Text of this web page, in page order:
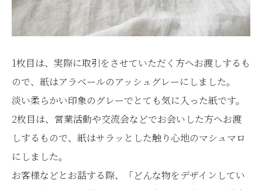
1枚目は、実際に取引をさせていただく方へお渡しするも
ので、紙はアラベールのアッシュグレーにしました。
淡い柔らかい印象のグレーでとても気に入った紙です。
2枚目は、営業活動や交流会などでお会いした方へお渡
しするもので、紙はサラッとした触り心地のマシュマロ
にしました。
お客様などとお話する際、「どんな物をデザインしてい